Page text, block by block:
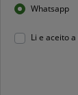
Whatsapp
Li e aceito a